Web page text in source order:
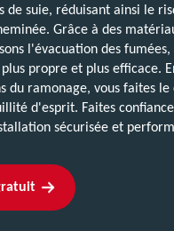
de suie, réduisant ainsi le
Grâce à des
l'évacuation des
propre et plus efficace.
du ramonage, vous faites
d'esprit. Faites
sécurisée et